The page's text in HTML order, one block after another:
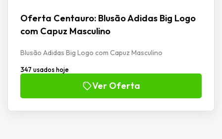
Oferta Centauro: Blusão Adidas Big Logo
com Capuz Masculino
Blusão Adidas Big Logo com Capuz Masculino
347 usados hoje
Ver Oferta